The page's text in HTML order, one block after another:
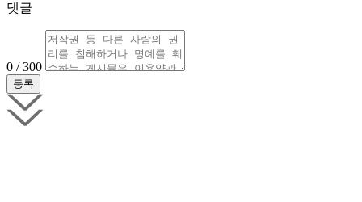
댓글
0 / 300